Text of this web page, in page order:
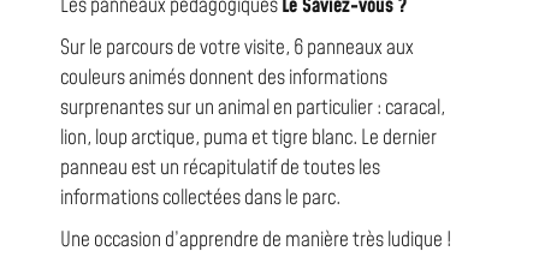
Les panneaux pédagogiquesLe Saviez-vous ?
Sur le parcours de votre visite, 6 panneaux aux
couleurs animés donnent des informations
surprenantes sur un animal en particulier : caracal,
lion, loup arctique, puma et tigre blanc. Le dernier
panneau est un récapitulatif de toutes les
informations collectées dans le parc.
Une occasion d’apprendre de manière très ludique !